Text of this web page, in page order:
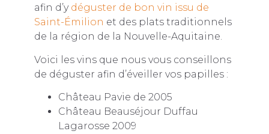
afin d’y déguster de bon vin issu de
Saint-Émilion et des plats traditionnels
de la région de la Nouvelle-Aquitaine.
Voici les vins que nous vous conseillons
de déguster afin d’éveiller vos papilles :
Château Pavie de 2005
Château Beauséjour Duffau
Lagarosse 2009